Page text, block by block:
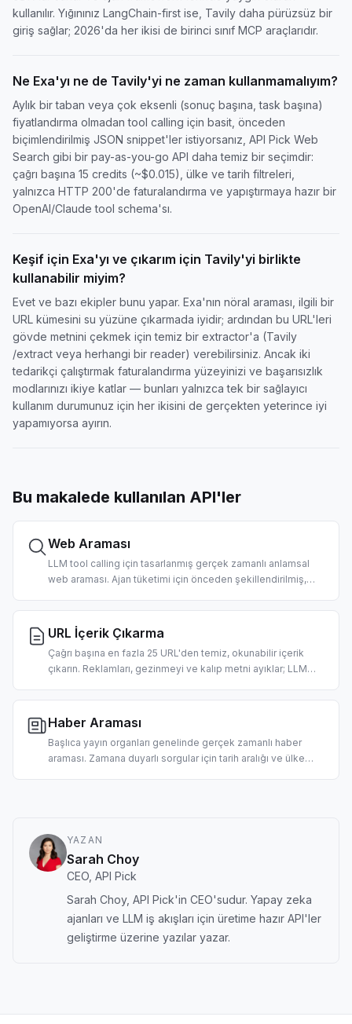
kullanılır. Yığınınız LangChain-first ise, Tavily daha pürüzsüz bir
giriş sağlar; 2026'da her ikisi de birinci sınıf MCP araçlarıdır.
Ne Exa'yı ne de Tavily'yi ne zaman kullanmamalıyım?
Aylık bir taban veya çok eksenli (sonuç başına, task başına)
fiyatlandırma olmadan tool calling için basit, önceden
biçimlendirilmiş JSON snippet'ler istiyorsanız, API Pick Web
Search gibi bir pay-as-you-go API daha temiz bir seçimdir:
çağrı başına 15 credits (~$0.015), ülke ve tarih filtreleri,
yalnızca HTTP 200'de faturalandırma ve yapıştırmaya hazır bir
OpenAI/Claude tool schema'sı.
Keşif için Exa'yı ve çıkarım için Tavily'yi birlikte
kullanabilir miyim?
Evet ve bazı ekipler bunu yapar. Exa'nın nöral araması, ilgili bir
URL kümesini su yüzüne çıkarmada iyidir; ardından bu URL'leri
gövde metnini çekmek için temiz bir extractor'a (Tavily
/extract veya herhangi bir reader) verebilirsiniz. Ancak iki
tedarikçi çalıştırmak faturalandırma yüzeyinizi ve başarısızlık
modlarınızı ikiye katlar — bunları yalnızca tek bir sağlayıcı
kullanım durumunuz için her ikisini de gerçekten yeterince iyi
yapamıyorsa ayırın.
Bu makalede kullanılan API'ler
Web Araması
LLM tool calling için tasarlanmış gerçek zamanlı anlamsal
web araması. Ajan tüketimi için önceden şekillendirilmiş,
Ülke ve tarih filtreleri desteklenir.
URL İçerik Çıkarma
Çağrı başına en fazla 25 URL'den temiz, okunabilir içerik
çıkarın. Reklamları, gezinmeyi ve kalıp metni ayıklar; LLM
kredi.
Haber Araması
Başlıca yayın organları genelinde gerçek zamanlı haber
araması. Zamana duyarlı sorgular için tarih aralığı ve ülke
YAZAN
Sarah Choy
CEO, API Pick
Sarah Choy, API Pick'in CEO'sudur. Yapay zeka
ajanları ve LLM iş akışları için üretime hazır API'ler
geliştirme üzerine yazılar yazar.